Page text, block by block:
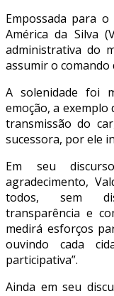
Empossada para
América da Silva
administrativa do
assumir o comando
A solenidade foi
emoção, a exemplo
transmissão do
sucessora, por ele
Em seu
agradecimento,
todos, sem
transparência e
medirá esforços
ouvindo cada
participativa”.
Ainda em seu